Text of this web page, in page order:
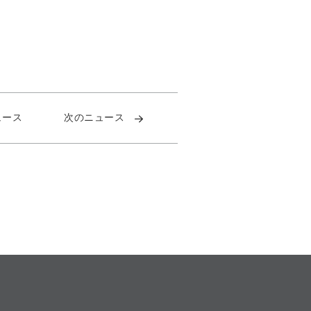
ス 次のニュース